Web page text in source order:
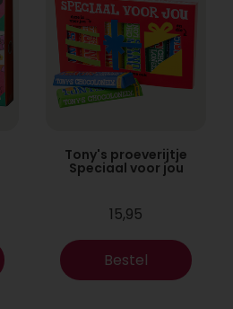
Tony's proeverijtje
Speciaal voor jou
15,95
Bestel